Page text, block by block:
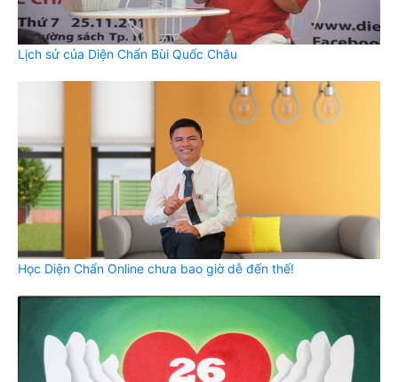
Lịch sử của Diện Chẩn Bùi Quốc Châu
Học Diện Chẩn Online chưa bao giờ dễ đến thế!